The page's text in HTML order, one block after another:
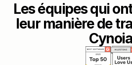
Les équipes qui
leur manière de
Cynoia